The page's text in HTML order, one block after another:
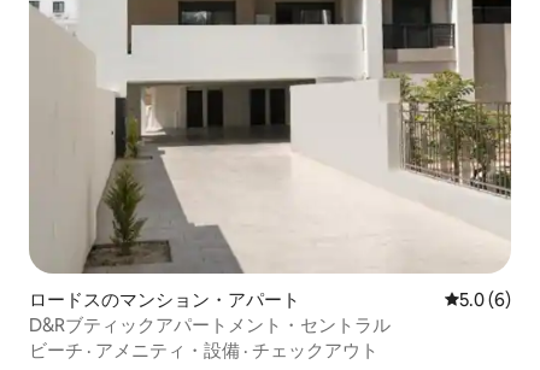
ロードスのマンション・アパート レビュー6
5.0 (6)
D&Rブティックアパートメント・セントラル
ビーチ · アメニティ・設備 · チェックアウト